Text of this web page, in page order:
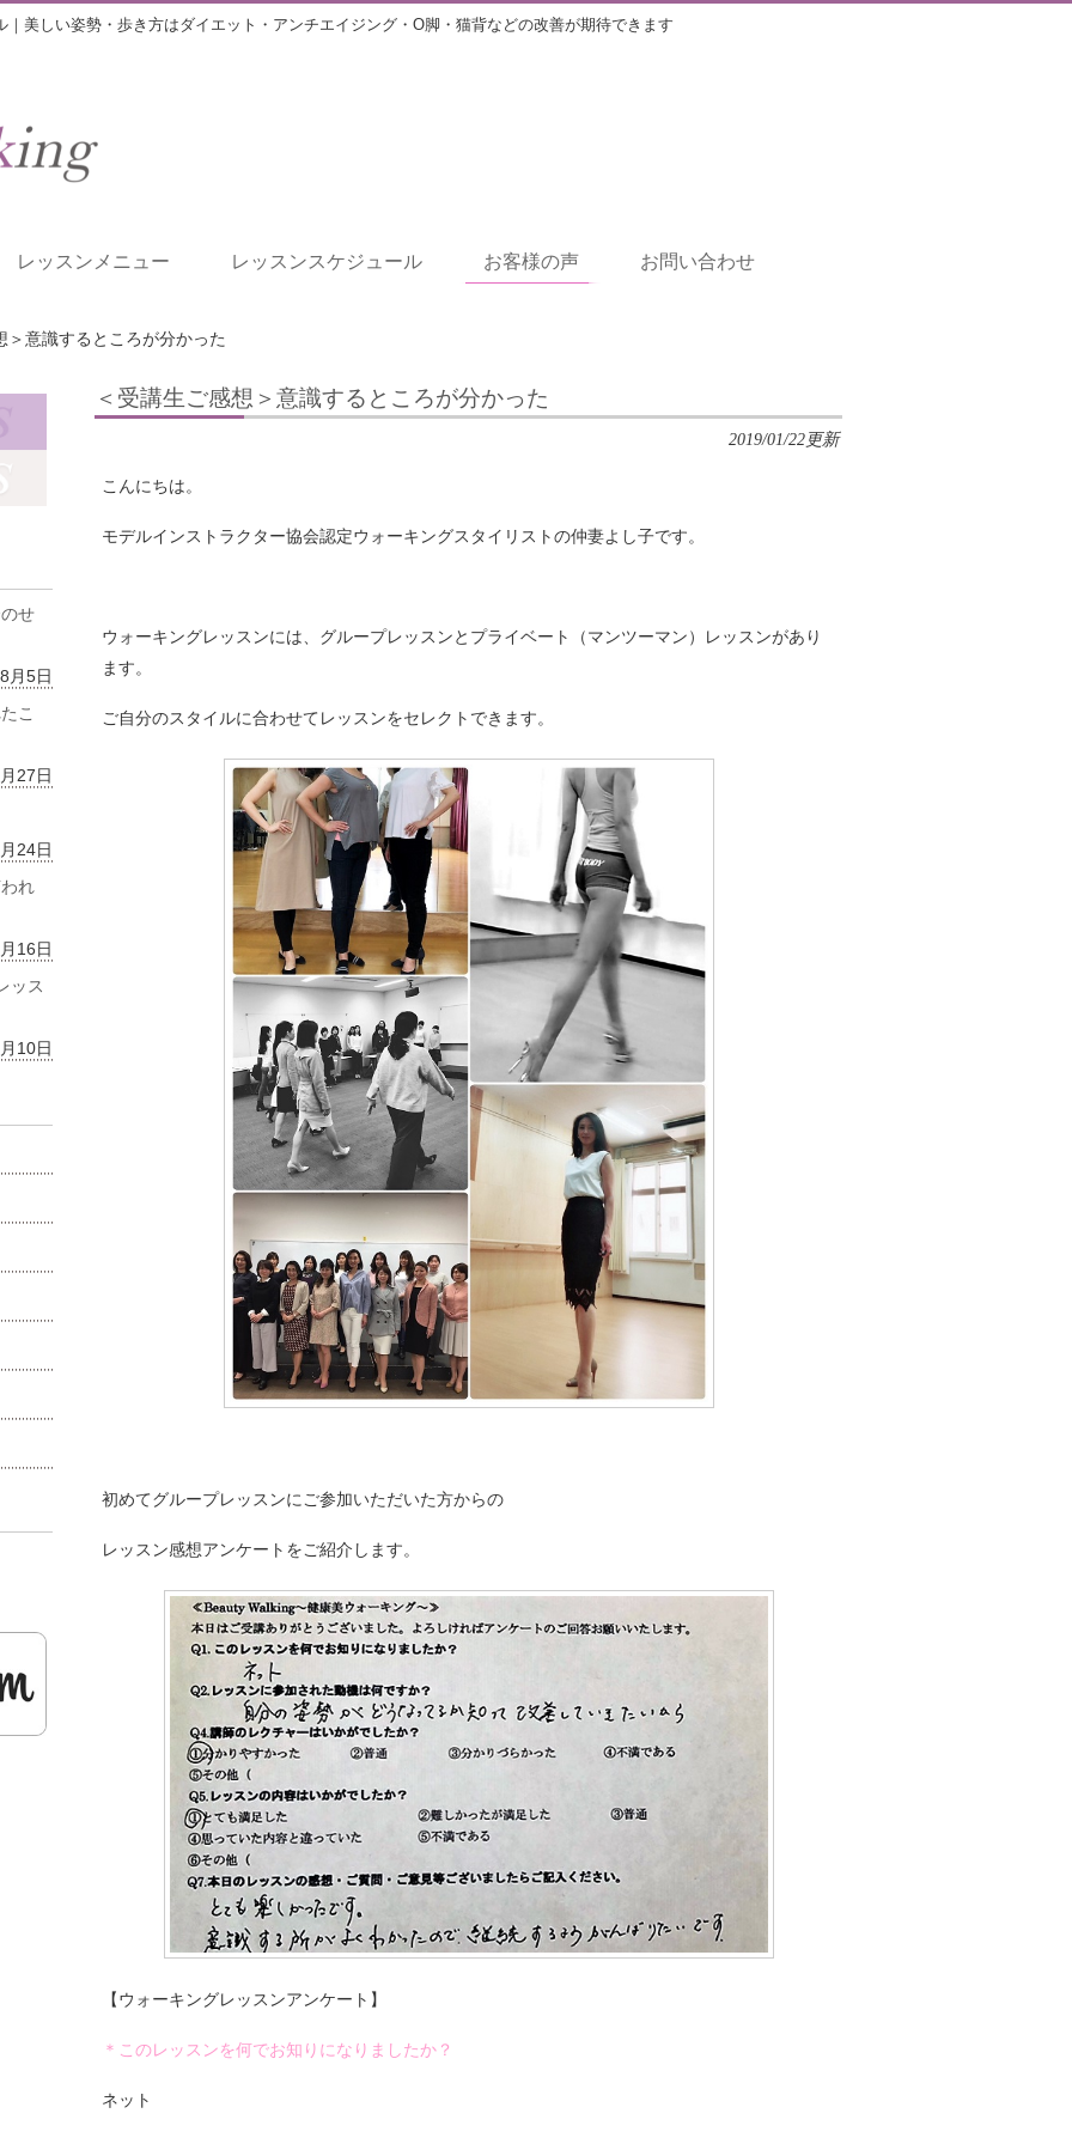
美しい姿勢・歩き方はダイエット・アンチエイジング・O脚・猫背などの改善が期待できます
レッスンメニュー レッスンスケジュール お客様の声 お問い合わせ
＞意識するところが分かった
＜受講生ご感想＞意識するところが分かった
2019/01/22更新
こんにちは。
モデルインストラクター協会認定ウォーキングスタイリストの仲妻よし子です。
ウォーキングレッスンには、グループレッスンとプライベート（マンツーマン）レッスンがあり
ます。
ご自分のスタイルに合わせてレッスンをセレクトできます。
初めてグループレッスンにご参加いただいた方からの
レッスン感想アンケートをご紹介します。
【ウォーキングレッスンアンケート】
＊このレッスンを何でお知りになりましたか？
ネット
せ
月5日
こ
27日
24日
れ
16日
ッス
10日